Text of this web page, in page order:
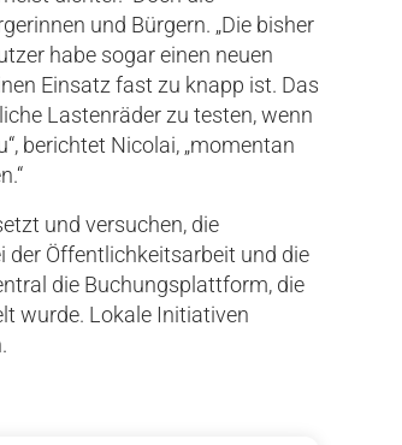
und Bürgern. „Die bisher
habe sogar einen neuen
Einsatz fast zu knapp ist. Das
Lastenräder zu testen, wenn
berichtet Nicolai, „momentan
und versuchen, die
der Öffentlichkeitsarbeit und die
die Buchungsplattform, die
wurde. Lokale Initiativen